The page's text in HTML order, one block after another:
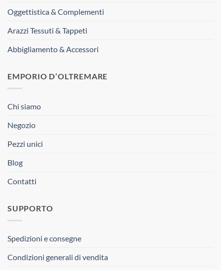
Oggettistica & Complementi
Arazzi Tessuti & Tappeti
Abbigliamento & Accessori
EMPORIO D’OLTREMARE
Chi siamo
Negozio
Pezzi unici
Blog
Contatti
SUPPORTO
Spedizioni e consegne
Condizioni generali di vendita